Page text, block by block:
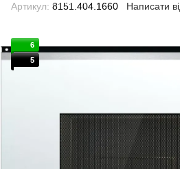
Артикул: 8151.404.1660 Написати
6
5